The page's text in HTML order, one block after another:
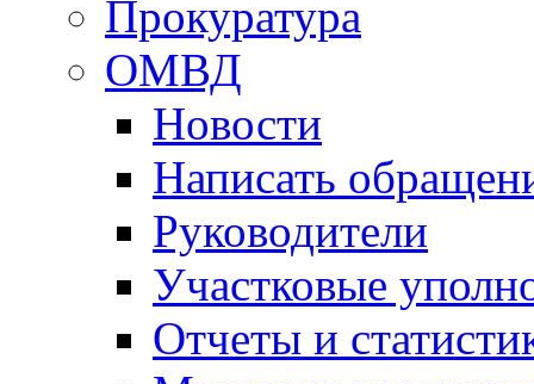
Прокуратура
ОМВД
Новости
Написать
Руководители
Участковые
Отчеты и